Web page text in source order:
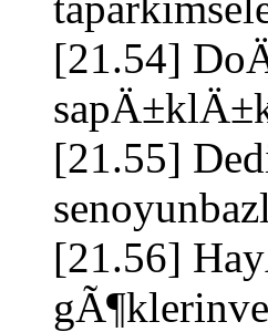
[21.54]
[21.55]
[21.56]